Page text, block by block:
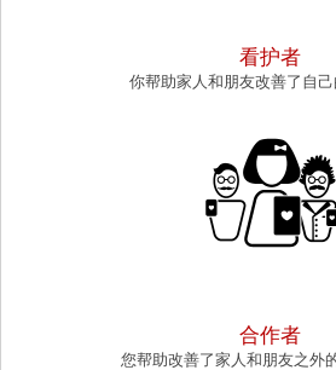
看护者
你帮助家人和朋友改善了自
合作者
您帮助改善了家人和朋友之外